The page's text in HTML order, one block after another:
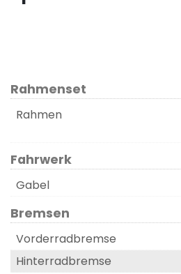
Rahmenset
Rahmen
Fahrwerk
Gabel
Bremsen
Vorderradbremse
Hinterradbremse